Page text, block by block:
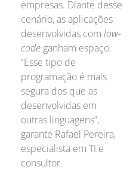
empresas. Diante desse
cenário, as aplicações
desenvolvidas com low-
code ganham espaço.
“Esse tipo de
programação é mais
segura dos que as
desenvolvidas em
outras linguagens”,
garante Rafael Pereira,
especialista em TI e
consultor.